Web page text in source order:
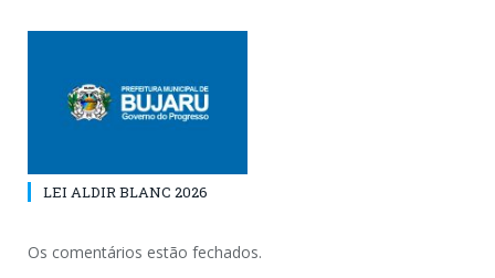
LEI ALDIR BLANC 2026
Os comentários estão fechados.